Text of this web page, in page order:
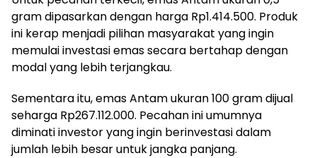
gram dipasarkan dengan harga Rp1.414.500. Produk
ini kerap menjadi pilihan masyarakat yang ingin
memulai investasi emas secara bertahap dengan
modal yang lebih terjangkau.
Sementara itu, emas Antam ukuran 100 gram dijual
seharga Rp267.112.000. Pecahan ini umumnya
diminati investor yang ingin berinvestasi dalam
jumlah lebih besar untuk jangka panjang.